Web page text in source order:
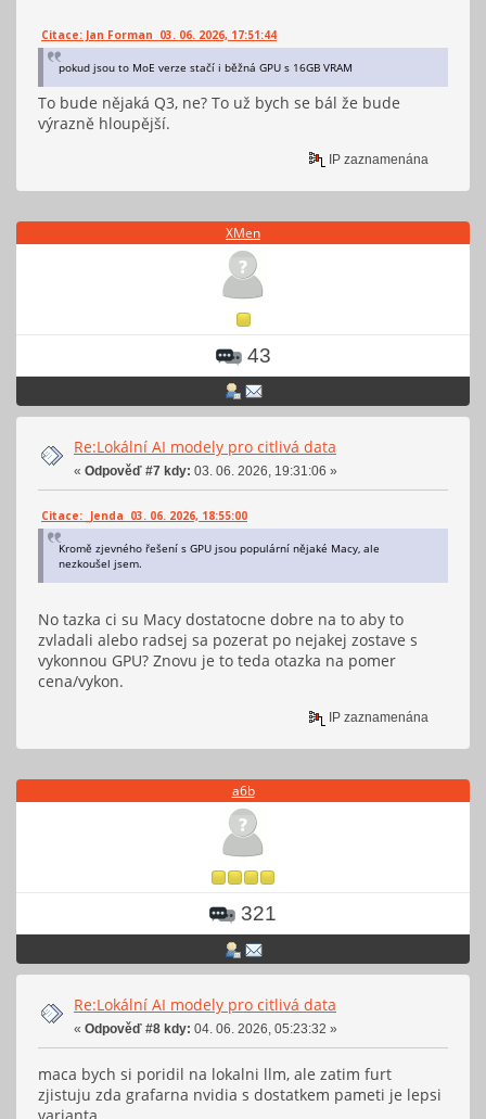
Citace: Jan Forman 03. 06. 2026, 17:51:44
pokud jsou to MoE verze stačí i běžná GPU s 16GB VRAM
To bude nějaká Q3, ne? To už bych se bál že bude
výrazně hloupější.
IP zaznamenána
XMen
43
Re:Lokální AI modely pro citlivá data
« Odpověď #7 kdy: 03. 06. 2026, 19:31:06 »
Citace: _Jenda 03. 06. 2026, 18:55:00
Kromě zjevného řešení s GPU jsou populární nějaké Macy, ale
nezkoušel jsem.
No tazka ci su Macy dostatocne dobre na to aby to
zvladali alebo radsej sa pozerat po nejakej zostave s
vykonnou GPU? Znovu je to teda otazka na pomer
cena/vykon.
IP zaznamenána
a6b
321
Re:Lokální AI modely pro citlivá data
« Odpověď #8 kdy: 04. 06. 2026, 05:23:32 »
maca bych si poridil na lokalni llm, ale zatim furt
zjistuju zda grafarna nvidia s dostatkem pameti je lepsi